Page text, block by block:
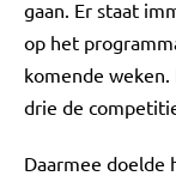
gaan. Er staat
op het
komende
drie de
Daarmee doelde